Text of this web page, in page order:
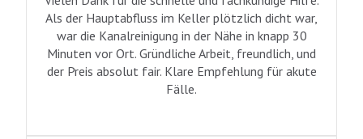
Als der Hauptabfluss im Keller plötzlich dicht war,
war die Kanalreinigung in der Nähe in knapp 30
Minuten vor Ort. Gründliche Arbeit, freundlich, und
der Preis absolut fair. Klare Empfehlung für akute
Fälle.